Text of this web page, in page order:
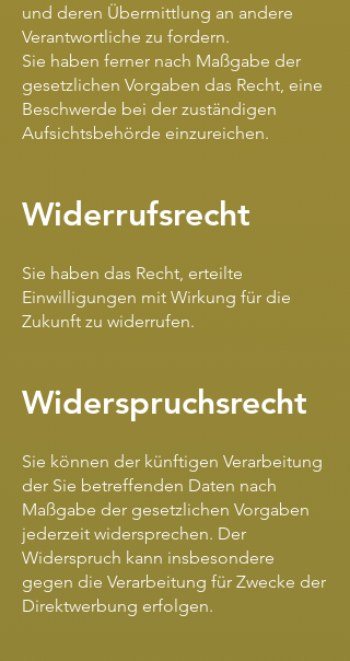
und deren Übermittlung an andere
Verantwortliche zu fordern.
Sie haben ferner nach Maßgabe der
gesetzlichen Vorgaben das Recht, eine
Beschwerde bei der zuständigen
Aufsichtsbehörde einzureichen.
Widerrufsrecht
Sie haben das Recht, erteilte
Einwilligungen mit Wirkung für die
Zukunft zu widerrufen.
Widerspruchsrecht
Sie können der künftigen Verarbeitung
der Sie betreffenden Daten nach
Maßgabe der gesetzlichen Vorgaben
jederzeit widersprechen. Der
Widerspruch kann insbesondere
gegen die Verarbeitung für Zwecke der
Direktwerbung erfolgen.